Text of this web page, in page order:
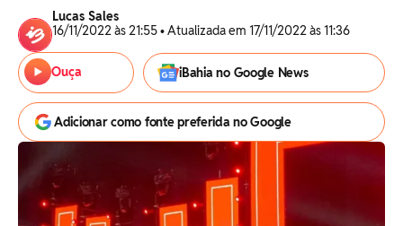
Lucas Sales
16/11/2022 às 21:55 • Atualizada em 17/11/2022 às 11:36
Ouça iBahia no Google News
Adicionar como fonte preferida no Google